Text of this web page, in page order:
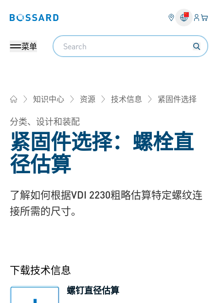
Bossard homepage 登入
您
菜单
Search
知识中心 资源 技术信息 紧固件选择
分类、设计和装配
紧固件选择：螺栓直
径估算
了解如何根据VDI 2230粗略估算特定螺纹连
接所需的尺寸。
下载技术信息
螺钉直径估算